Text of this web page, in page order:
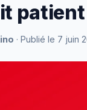
· Publié le 7 juin